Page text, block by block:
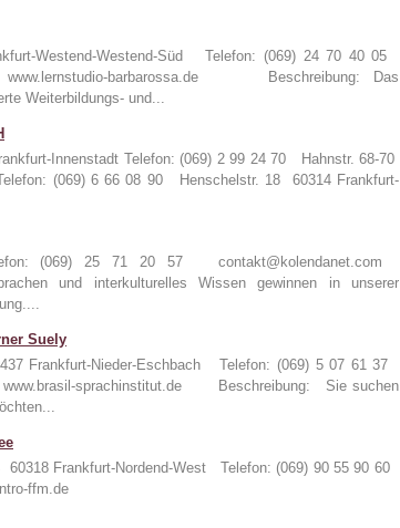
Westend-Westend-Süd Telefon: (069) 24 70 40 05
www.lernstudio-barbarossa.de Beschreibung: Das
Weiterbildungs- und...
Innenstadt Telefon: (069) 2 99 24 70 Hahnstr. 68-70
(069) 6 66 08 90 Henschelstr. 18 60314 Frankfurt-
(069) 25 71 20 57 contakt@kolendanet.com
und interkulturelles Wissen gewinnen in unserer
Suely
Frankfurt-Nieder-Eschbach Telefon: (069) 5 07 61 37
www.brasil-sprachinstitut.de Beschreibung: Sie suchen
60318 Frankfurt-Nordend-West Telefon: (069) 90 55 90 60
ffm.de